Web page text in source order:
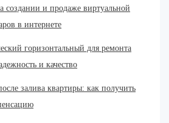
создании и продаже виртуальной
в интернете
горизонтальный для ремонта
и качество
залива квартиры: как получить